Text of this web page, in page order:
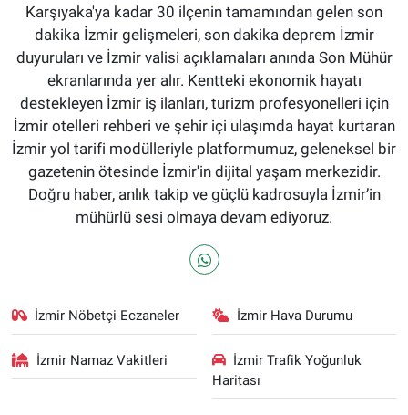
Karşıyaka'ya kadar 30 ilçenin tamamından gelen son
dakika İzmir gelişmeleri, son dakika deprem İzmir
duyuruları ve İzmir valisi açıklamaları anında Son Mühür
ekranlarında yer alır. Kentteki ekonomik hayatı
destekleyen İzmir iş ilanları, turizm profesyonelleri için
İzmir otelleri rehberi ve şehir içi ulaşımda hayat kurtaran
İzmir yol tarifi modülleriyle platformumuz, geleneksel bir
gazetenin ötesinde İzmir'in dijital yaşam merkezidir.
Doğru haber, anlık takip ve güçlü kadrosuyla İzmir’in
mühürlü sesi olmaya devam ediyoruz.
İzmir Nöbetçi Eczaneler İzmir Hava Durumu
İzmir Namaz Vakitleri
İzmir Trafik Yoğunluk
Haritası